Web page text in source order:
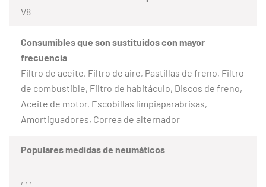
V8
Consumibles que son sustituidos con mayor
frecuencia
Filtro de aceite, Filtro de aire, Pastillas de freno, Filtro
de combustible, Filtro de habitáculo, Discos de freno,
Aceite de motor, Escobillas limpiaparabrisas,
Amortiguadores, Correa de alternador
Populares medidas de neumáticos
, , ,